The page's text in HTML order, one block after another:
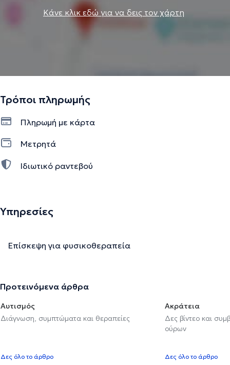
Κάνε κλικ εδώ για να δεις τον χάρτη
Τρόποι πληρωμής
Πληρωμή με κάρτα
Μετρητά
Ιδιωτικό ραντεβού
Υπηρεσίες
Επίσκεψη για φυσικοθεραπεία
Προτεινόμενα άρθρα
Αυτισμός
Διάγνωση, συμπτώματα και θεραπείες
Δες όλο το άρθρο
Ακράτεια
Δες βίντεο και
ούρων
Δες όλο το άρθρο